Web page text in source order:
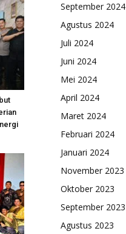
September 2024
Agustus 2024
Juli 2024
Juni 2024
Mei 2024
April 2024
Maret 2024
Februari 2024
Januari 2024
November 2023
Oktober 2023
September 2023
Agustus 2023